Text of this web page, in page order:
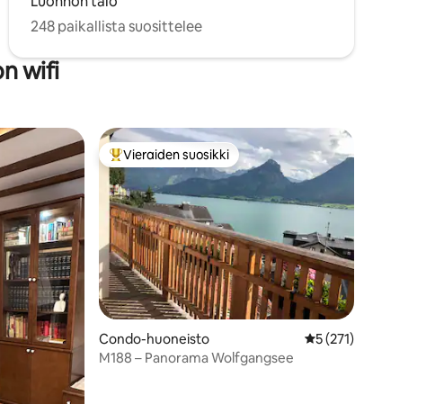
248 paikallista suosittelee
wifi
Vieraiden suosikkien parhaimmistoa
Vieraiden suosikki
Condo-huoneisto Keskimääräinen
5 (271)
M188 – Panorama Wolfgangsee